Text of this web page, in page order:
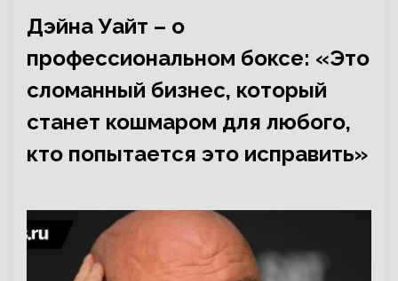
Дэйна Уайт – о
профессиональном боксе: «Это
сломанный бизнес, который
станет кошмаром для любого,
кто попытается это исправить»